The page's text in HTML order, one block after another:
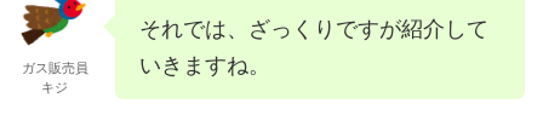
ガス販売員
キジ
それでは、ざっくりですが紹介して
いきますね。